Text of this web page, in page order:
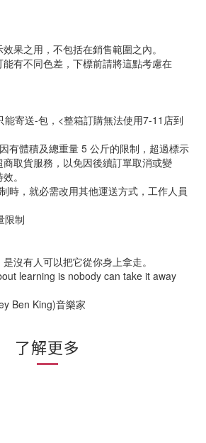
果之用，不包括在銷售範圍之內。
有不同色差，下標前請將這點考慮在
能寄送-包，<整箱訂購無法使用7-11店到
有體積及總重量 5 公斤的限制，超過標示
取貨服務，以免因後續訂單取消或變
。
時，就必需改用其他運送方式，工作人員
限制
沒有人可以把它從你身上拿走。
learning is nobody can take it away
Ben King)音樂家
了解更多